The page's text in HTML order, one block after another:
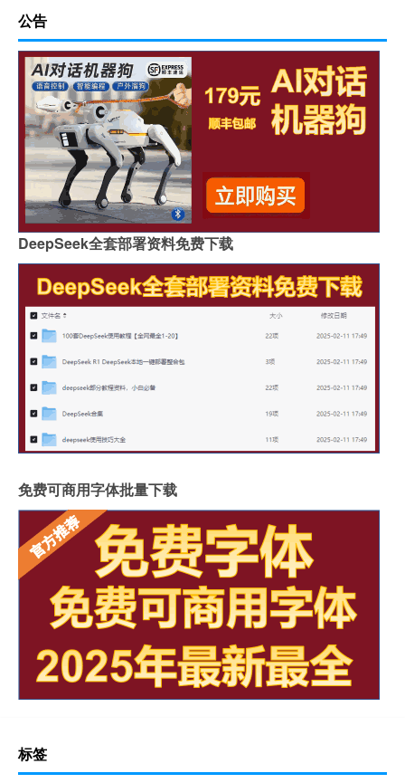
公告
DeepSeek全套部署资料免费下载
免费可商用字体批量下载
标签